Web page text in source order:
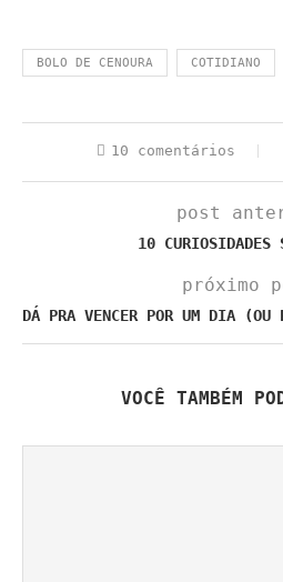
BOLO DE CENOURA COTIDIANO
10 comentários
post
10 CURIOSIDADES
próximo
DÁ PRA VENCER POR UM DIA (OU
VOCÊ TAMBÉM